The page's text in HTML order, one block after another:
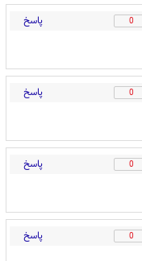
0 پاسخ
0 پاسخ
0 پاسخ
0 پاسخ